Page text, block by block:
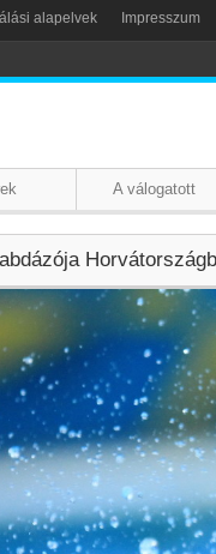
alapelvek Impresszum
A válogatott